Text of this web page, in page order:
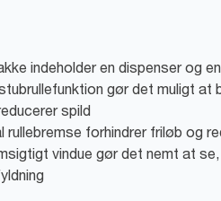
indeholder en dispenser og
gør det muligt at
spild
rullebremse forhindrer friløb og
vindue gør det nemt at